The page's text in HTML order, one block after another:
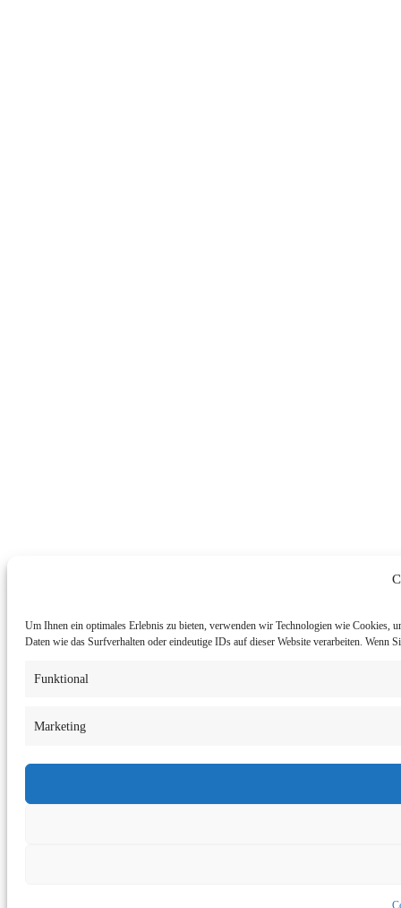
Um Ihnen ein optimales Erlebnis zu bieten, verwenden wir Technologien wie Cookies,
Daten wie das Surfverhalten oder eindeutige IDs auf dieser Website verarbeiten.
Funktional
Marketing